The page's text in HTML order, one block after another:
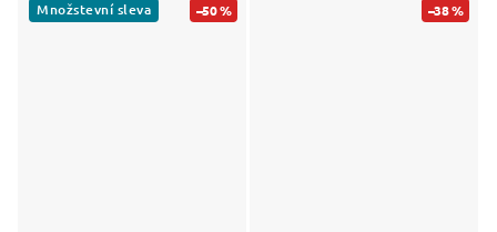
Množstevní sleva –50 % –38 %